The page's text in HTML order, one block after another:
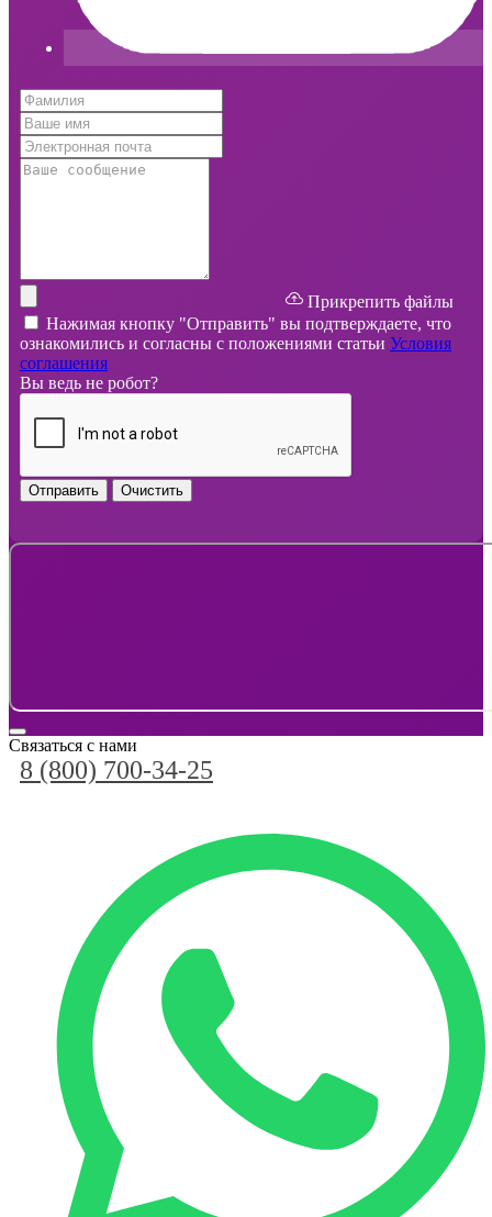
Прикрепить файлы
Нажимая кнопку "Отправить" вы подтверждаете, что
ознакомились и согласны с положениями статьи Условия
соглашения
Вы ведь не робот?
Отправить Очистить
Связаться с нами
8 (800) 700-34-25